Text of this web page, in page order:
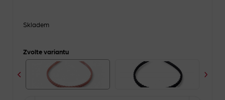
Skladem
Zvolte variantu